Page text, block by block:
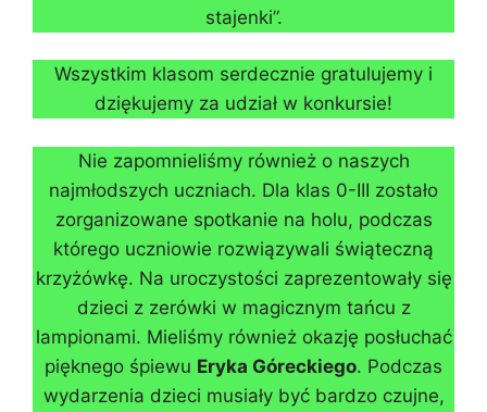
stajenki”.
Wszystkim klasom serdecznie gratulujemy i
dziękujemy za udział w konkursie!
Nie zapomnieliśmy również o naszych
najmłodszych uczniach. Dla klas 0-III zostało
zorganizowane spotkanie na holu, podczas
którego uczniowie rozwiązywali świąteczną
krzyżówkę. Na uroczystości zaprezentowały się
dzieci z zerówki w magicznym tańcu z
lampionami. Mieliśmy również okazję posłuchać
pięknego śpiewu Eryka Góreckiego. Podczas
wydarzenia dzieci musiały być bardzo czujne,